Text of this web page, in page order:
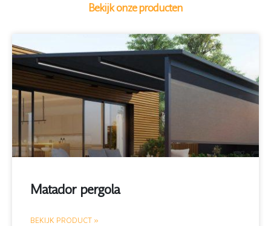
Bekijk onze producten
Matador pergola
BEKIJK PRODUCT »